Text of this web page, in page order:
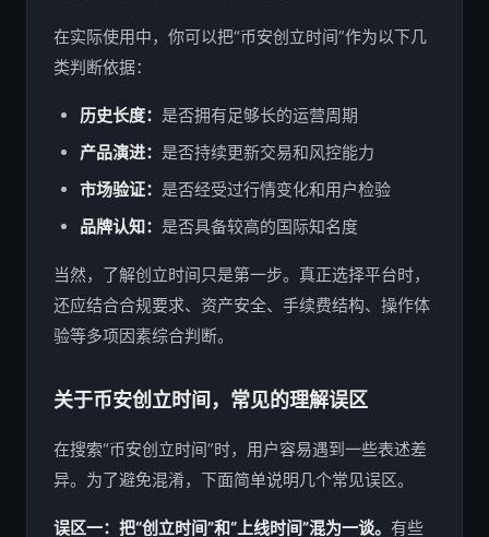
在实际使用中，你可以把“币安创立时间”作为以下几
类判断依据：
历史长度： 是否拥有足够长的运营周期
产品演进： 是否持续更新交易和风控能力
市场验证： 是否经受过行情变化和用户检验
品牌认知： 是否具备较高的国际知名度
当然，了解创立时间只是第一步。真正选择平台时，
还应结合合规要求、资产安全、手续费结构、操作体
验等多项因素综合判断。
关于币安创立时间，常见的理解误区
在搜索“币安创立时间”时，用户容易遇到一些表述差
异。为了避免混淆，下面简单说明几个常见误区。
误区一：把“创立时间”和“上线时间”混为一谈。 有些